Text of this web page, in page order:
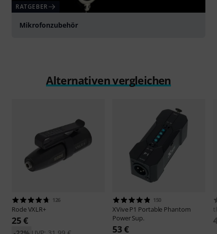
RATGEBER
Mikrofonzubehör
Alternativen vergleichen
126
RodeVXLR+
25 €
150
XViveP1 Portable Phantom
Power Sup.
53 €